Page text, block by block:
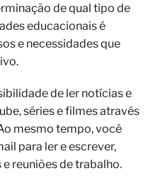
de qual tipo de
educacionais é
e necessidades que
de ler notícias e
séries e filmes através
mesmo tempo, você
para ler e escrever,
reuniões de trabalho.